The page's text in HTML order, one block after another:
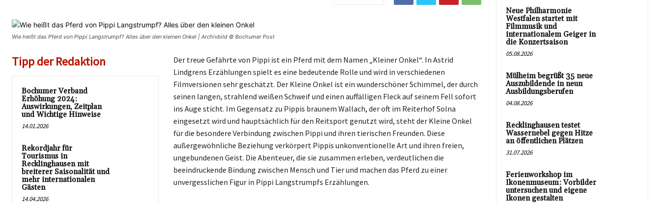
Wie heißt das Pferd von Pippi Langstrumpf? Alles über den kleinen Onkel | Archivbild © Bochumer Post
Tipp der Redaktion
Bochumer Verband
Erhöhung 2024:
Auswirkungen, Zeitplan
und Wichtige Hinweise
14.01.2026
Rekordjahr für
Tourismus in
Recklinghausen mit
breiterer Saisonalität und
mehr internationalen
Gästen
14.04.2026
Der treue Gefährte von Pippi ist ein Pferd mit dem Namen „Kleiner Onkel“. In Astrid
Lindgrens Erzählungen spielt es eine bedeutende Rolle und wird in verschiedenen
Filmversionen sehr geschätzt. Der Kleine Onkel ist ein wunderschöner Schimmel, der durch
seinen langen, strahlend weißen Schweif und einen auffälligen Fleck auf seinem Fell sofort
ins Auge sticht. Im Gegensatz zu Pippis braunem Wallach, der oft im Reiterhof Solna
eingesetzt wird und hauptsächlich für den Reitsport genutzt wird, steht der Kleine Onkel
für die besondere Verbindung zwischen Pippi und ihren tierischen Freunden. Diese
außergewöhnliche Beziehung verkörpert Pippis unkonventionelle Art und ihren freien,
ungebundenen Geist. Die Abenteuer, die sie zusammen erleben, verdeutlichen die
beeindruckende Bindung zwischen Mensch und Tier und machen das Pferd zu einer
unvergesslichen Figur in Pippi Langstrumpfs Erzählungen.
Neue Philharmonie
Westfalen startet mit
Filmmusik und
internationalem Geiger in
die Konzertsaison
05.08.2026
Mülheim begrüßt 35 neue
Auszubildende in neun
Ausbildungsberufen
04.08.2026
Recklinghausen testet
Wassernebel gegen Hitze
an öffentlichen Plätzen
31.07.2026
Ferienworkshop im
Ikonenmuseum: Vorbilder
untersuchen und eigene
Ikonen gestalten